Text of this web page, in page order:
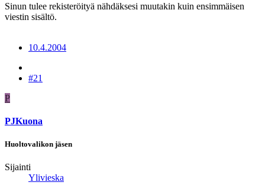
Sinun tulee rekisteröityä nähdäksesi muutakin kuin ensimmäisen
viestin sisältö.
10.4.2004
#21
P
PJKuona
Huoltovalikon jäsen
Sijainti
Ylivieska